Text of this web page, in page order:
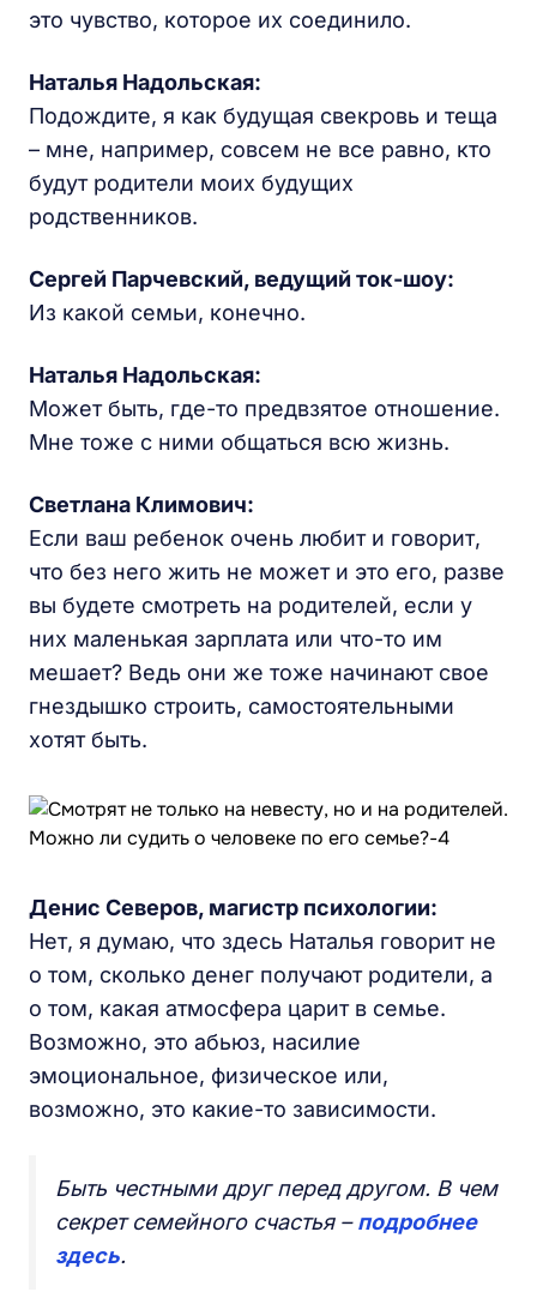
это чувство, которое их соединило.
Наталья Надольская:
Подождите, я как будущая свекровь и теща
– мне, например, совсем не все равно, кто
будут родители моих будущих
родственников.
Сергей Парчевский, ведущий ток-шоу:
Из какой семьи, конечно.
Наталья Надольская:
Может быть, где-то предвзятое отношение.
Мне тоже с ними общаться всю жизнь.
Светлана Климович:
Если ваш ребенок очень любит и говорит,
что без него жить не может и это его, разве
вы будете смотреть на родителей, если у
них маленькая зарплата или что-то им
мешает? Ведь они же тоже начинают свое
гнездышко строить, самостоятельными
хотят быть.
Денис Северов, магистр психологии:
Нет, я думаю, что здесь Наталья говорит не
о том, сколько денег получают родители, а
о том, какая атмосфера царит в семье.
Возможно, это абьюз, насилие
эмоциональное, физическое или,
возможно, это какие-то зависимости.
Быть честными друг перед другом. В чем
секрет семейного счастья –подробнее
здесь.